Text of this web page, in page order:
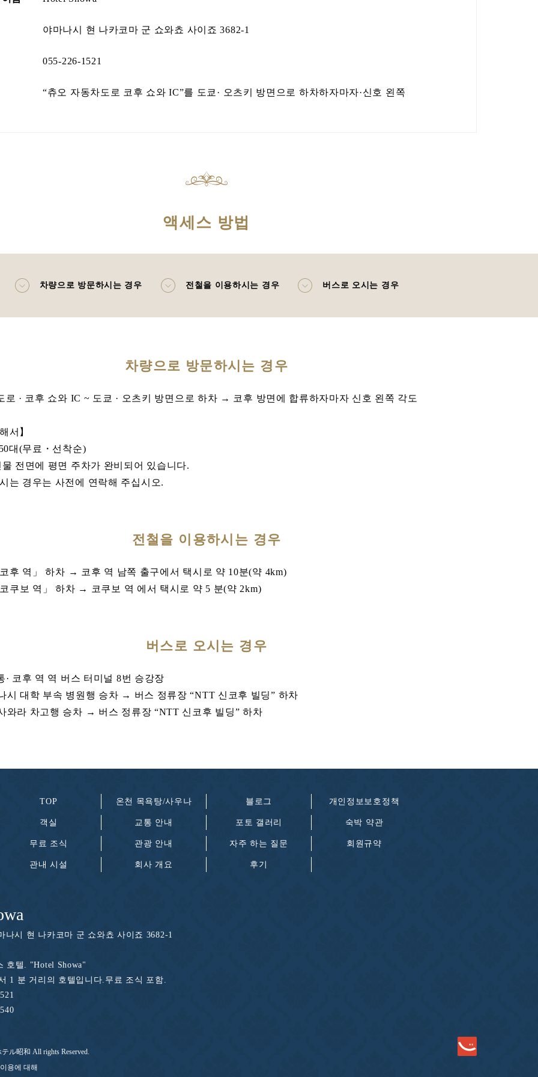
야마나시 현 나카코마 군 쇼와쵸 사이죠 3682-1
055-226-1521
“츄오 자동차도로 코후 쇼와 IC”를 도쿄· 오츠키 방면으로 하차하자마자·신호 왼쪽
액세스 방법
차량으로 방문하시는 경우 전철을 이용하시는 경우 버스로 오시는 경우
차량으로 방문하시는 경우
로 · 코후 쇼와 IC ~ 도쿄 · 오츠키 방면으로 하차 → 코후 방면에 합류하자마자 신호 왼쪽 각도
서】
대(무료・선착순)
전면에 평면 주차가 완비되어 있습니다.
는 경우는 사전에 연락해 주십시오.
전철을 이용하시는 경우
후 역」 하차 → 코후 역 남쪽 출구에서 택시로 약 10분(약 4km)
쿠보 역」 하차 → 코쿠보 역 에서 택시로 약 5 분(약 2km)
버스로 오시는 경우
· 코후 역 역 버스 터미널 8번 승강장
시 대학 부속 병원행 승차 → 버스 정류장 “NTT 신코후 빌딩” 하차
와라 차고행 승차 → 버스 정류장 “NTT 신코후 빌딩” 하차
TOP
객실
무료 조식
관내 시설
온천 목욕탕/사우나
교통 안내
관광 안내
회사 개요
블로그
포토 갤러리
자주 하는 질문
후기
개인정보보호정책
숙박 약관
회원규약
나시 현 나카코마 군 쇼와쵸 사이죠 3682-1
호텔. "Hotel Showa"
1 분 거리의 호텔입니다.무료 조식 포함.
ル昭和 All rights Reserved.
용에 대해